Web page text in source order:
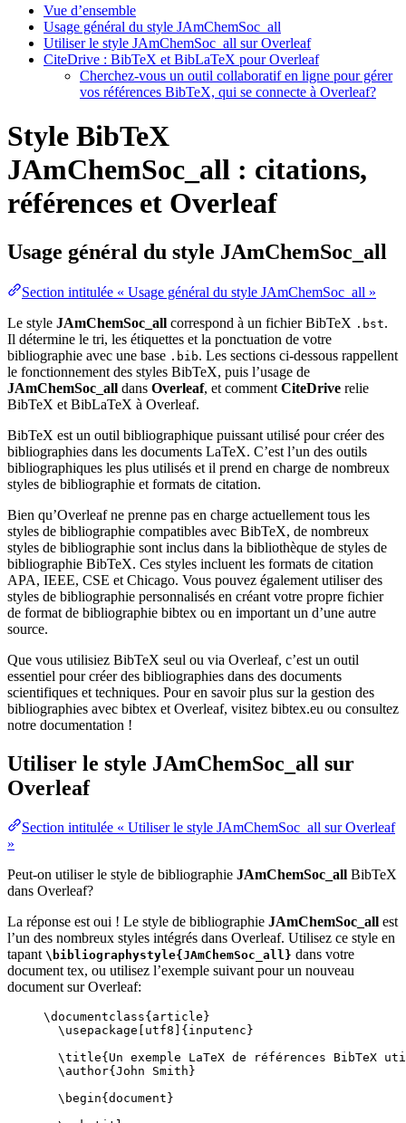
Vue d’ensemble
Usage général du style JAmChemSoc_all
Utiliser le style JAmChemSoc_all sur Overleaf
CiteDrive : BibTeX et BibLaTeX pour Overleaf
Cherchez-vous un outil collaboratif en ligne pour gérer
vos références BibTeX, qui se connecte à Overleaf?
Style BibTeX
JAmChemSoc_all : citations,
références et Overleaf
Usage général du style JAmChemSoc_all
Section intitulée « Usage général du style JAmChemSoc_all »
Le style JAmChemSoc_all correspond à un fichier BibTeX .bst.
Il détermine le tri, les étiquettes et la ponctuation de votre
bibliographie avec une base .bib. Les sections ci-dessous rappellent
le fonctionnement des styles BibTeX, puis l’usage de
JAmChemSoc_all dans Overleaf, et comment CiteDrive relie
BibTeX et BibLaTeX à Overleaf.
BibTeX est un outil bibliographique puissant utilisé pour créer des
bibliographies dans les documents LaTeX. C’est l’un des outils
bibliographiques les plus utilisés et il prend en charge de nombreux
styles de bibliographie et formats de citation.
Bien qu’Overleaf ne prenne pas en charge actuellement tous les
styles de bibliographie compatibles avec BibTeX, de nombreux
styles de bibliographie sont inclus dans la bibliothèque de styles de
bibliographie BibTeX. Ces styles incluent les formats de citation
APA, IEEE, CSE et Chicago. Vous pouvez également utiliser des
styles de bibliographie personnalisés en créant votre propre fichier
de format de bibliographie bibtex ou en important un d’une autre
source.
Que vous utilisiez BibTeX seul ou via Overleaf, c’est un outil
essentiel pour créer des bibliographies dans des documents
scientifiques et techniques. Pour en savoir plus sur la gestion des
bibliographies avec bibtex et Overleaf, visitez bibtex.eu ou consultez
notre documentation !
Utiliser le style JAmChemSoc_all sur
Overleaf
Section intitulée « Utiliser le style JAmChemSoc_all sur Overleaf
»
Peut-on utiliser le style de bibliographie JAmChemSoc_all BibTeX
dans Overleaf?
La réponse est oui ! Le style de bibliographie JAmChemSoc_all est
l’un des nombreux styles intégrés dans Overleaf. Utilisez ce style en
tapant \bibliographystyle{JAmChemSoc_all} dans votre
document tex, ou utilisez l’exemple suivant pour un nouveau
document sur Overleaf:
\documentclass{ article }
\usepackage
utf8 ]{ inputenc }
\title{Un exemple LaTeX de références
\author{John Smith}
\begin{ document }